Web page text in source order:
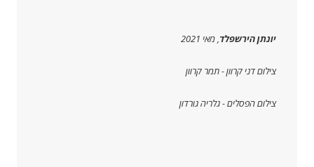
יונתן הירשפלד, מאי 2021
צילום דני קרוון - תמר קרוון
צילום הפסלים - גלריה גורדון